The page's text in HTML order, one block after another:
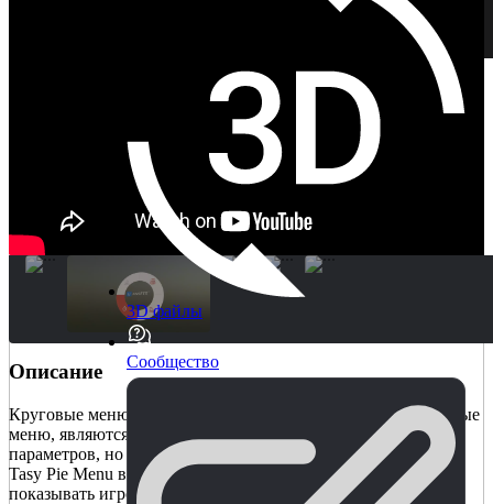
3D файлы
Сообщество
Описание
Круговые меню, также известные как круговые или круговые
меню, являются популярным решением для отображения
параметров, но их создание может занять много времени. С
Tasy Pie Menu вам нужно только решить, какие действия
показывать игроку.